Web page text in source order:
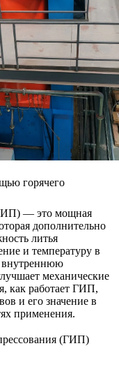
горячего
— это мощная
дополнительно
литья
и температуру в
внутреннюю
механические
как работает ГИП,
и его значение в
применения.
(ГИП)